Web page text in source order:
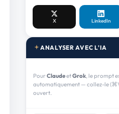
X LinkedIn
ANALYSER AVEC L'IA
PourClaudeetGrok, le prompt
automatiquement — collez-le
ouvert.